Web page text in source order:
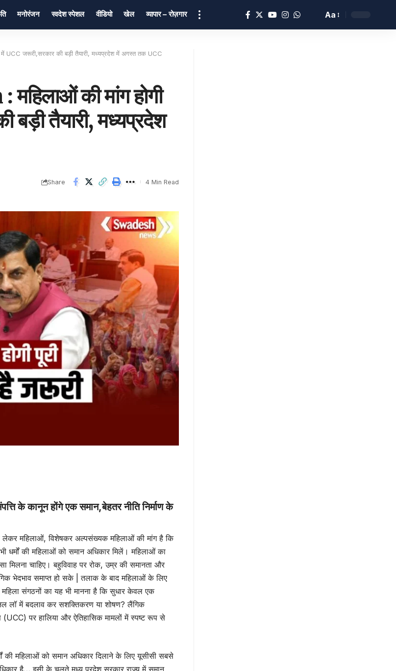
मनोरंजन स्वदेश स्पेशल वीडियो खेल व्यापार – रोज़गार Aa
UCC जरूरी,सरकार की बड़ी तैयारी, मध्यप्रदेश में अगस्त तक UCC
की मांग होगी
बड़ी तैयारी, मध्यप्रदेश
Share 4 Min Read
के कानून होंगे एक समान,बेहतर नीति निर्माण के
लेकर महिलाओं, विशेषकर अल्पसंख्यक महिलाओं की मांग है कि
धर्मों की महिलाओं को समान अधिकार मिलें। महिलाओं का
मिलना चाहिए। बहुविवाह पर रोक, उम्र की समानता और
भेदभाव समाप्त हो सके | तलाक के बाद महिलाओं के लिए
संगठनों का यह भी मानना है कि सुधार केवल एक
लॉ में बदलाव कर सशक्तिकरण या शोषण? लैंगिक
(UCC) पर हालिया और ऐतिहासिक मामलों में स्पष्ट रूप से
की महिलाओं को समान अधिकार दिलाने के लिए यूसीसी सबसे